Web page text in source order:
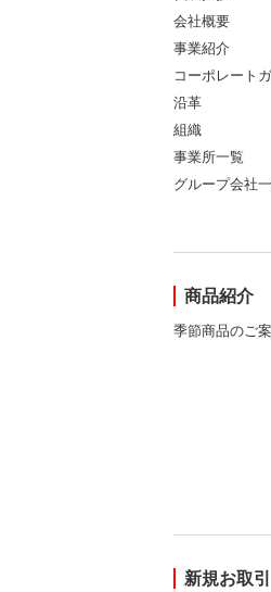
会社概要
事業紹介
コーポレート
沿革
組織
事業所一覧
グループ会社
商品紹介
季節商品のご
新規お取引